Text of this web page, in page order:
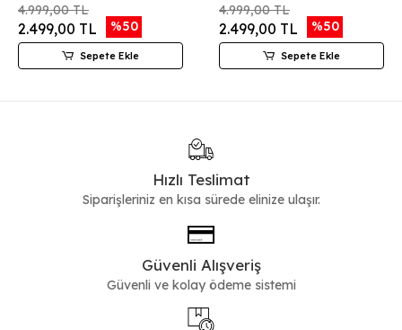
4.999,00 TL
2.499,00 TL %50
Sepete Ekle
4.999,00 TL
2.499,00 TL %50
Sepete Ekle
Hızlı Teslimat
Siparişleriniz en kısa sürede elinize ulaşır.
Güvenli Alışveriş
Güvenli ve kolay ödeme sistemi